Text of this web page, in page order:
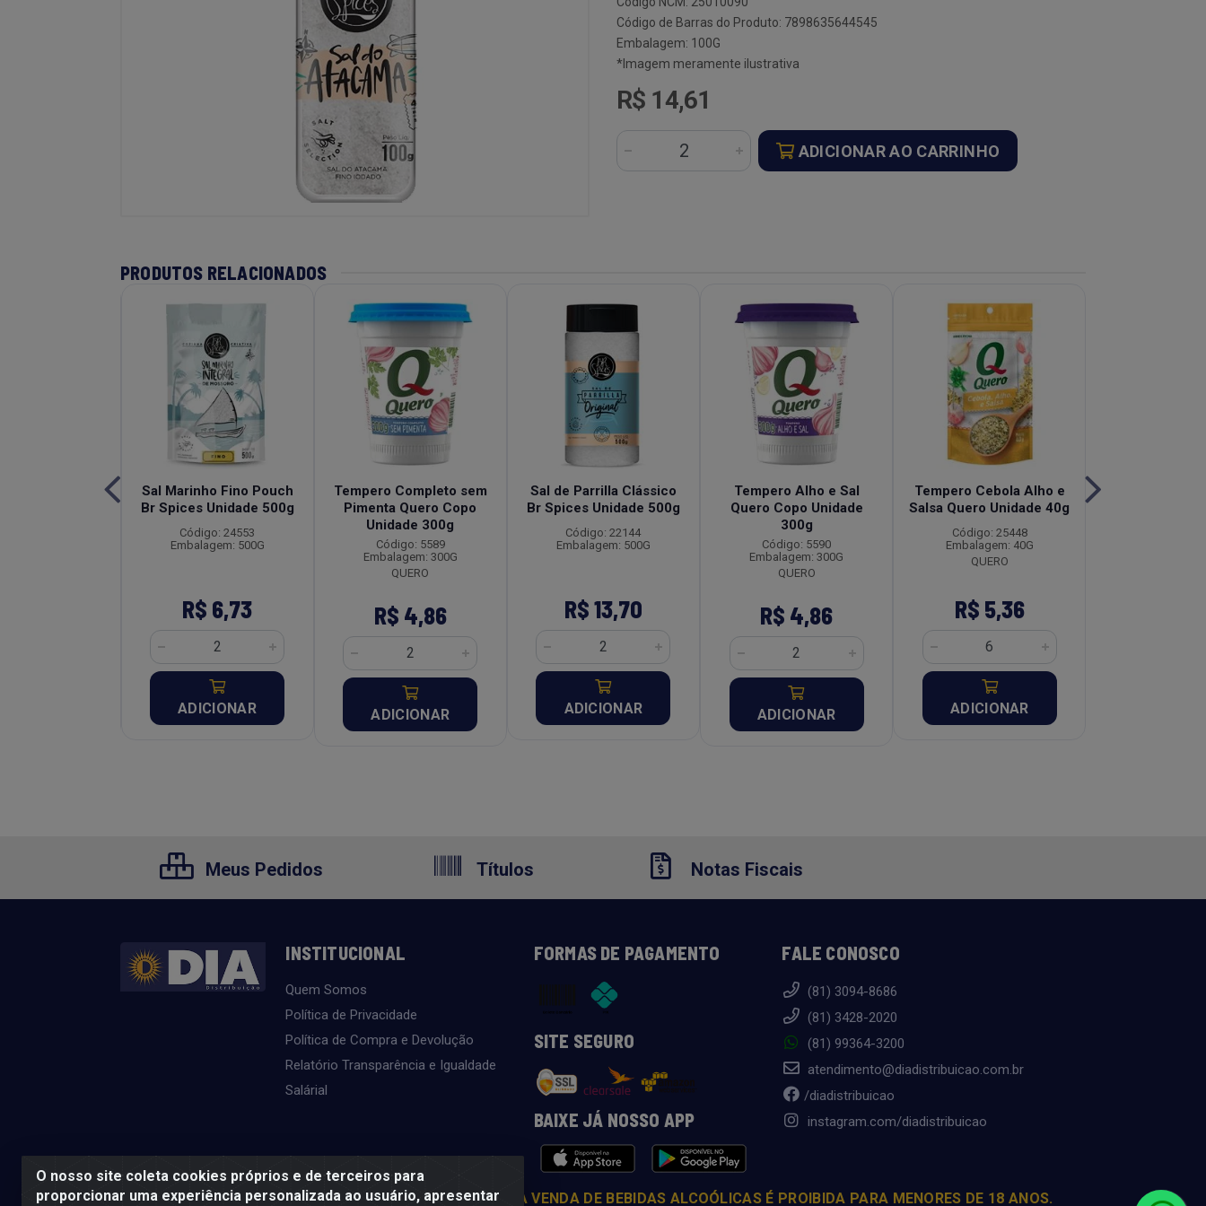
Código de Barras do Produto: 7898635644545
Embalagem: 100G
*Imagem meramente ilustrativa
R$ 14,61
ADICIONAR AO CARRINHO
PRODUTOS RELACIONADOS
Sal Marinho Fino Pouch
Br Spices Unidade 500g
Código: 24553
Embalagem: 500G
R$ 6,73
ADICIONAR
Tempero Completo sem
Pimenta Quero Copo
Unidade 300g
Código: 5589
Embalagem: 300G
QUERO
R$ 4,86
ADICIONAR
Sal de Parrilla Clássico
Br Spices Unidade 500g
Código: 22144
Embalagem: 500G
R$ 13,70
ADICIONAR
Tempero Alho e Sal
Quero Copo Unidade
300g
Código: 5590
Embalagem: 300G
QUERO
R$ 4,86
ADICIONAR
Tempero Cebola Alho e
Salsa Quero Unidade 40g
Código: 25448
Embalagem: 40G
QUERO
R$ 5,36
ADICIONAR
O nosso site coleta cookies próprios e de terceiros para
proporcionar uma experiência personalizada ao usuário, apresentar
Meus Pedidos Títulos Notas Fiscais
INSTITUCIONAL
Quem Somos
Política de Privacidade
Política de Compra e Devolução
Relatório Transparência e Igualdade
Salárial
FORMAS DE PAGAMENTO
SITE SEGURO
BAIXE JÁ NOSSO APP
FALE CONOSCO
(81) 3094-8686
(81) 3428-2020
(81) 99364-3200
atendimento@diadistribuicao.com.br
/diadistribuicao
instagram.com/diadistribuicao
SE BEBER, NÃO DIRIJA. APRECIE COM MODERAÇÃO. A VENDA DE BEBIDAS ALCOÓLICAS É PROIBIDA PARA MENORES DE 18 ANOS.